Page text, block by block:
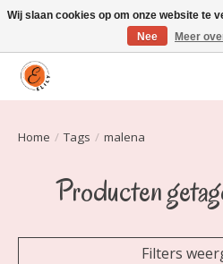
Elily is er om jou te laten stralen! Mode
Home / Tags / malena
Producten
Filters
Wij slaan cookies op om onze website te
Nee
Meer